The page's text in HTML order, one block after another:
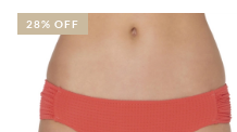
28% OFF